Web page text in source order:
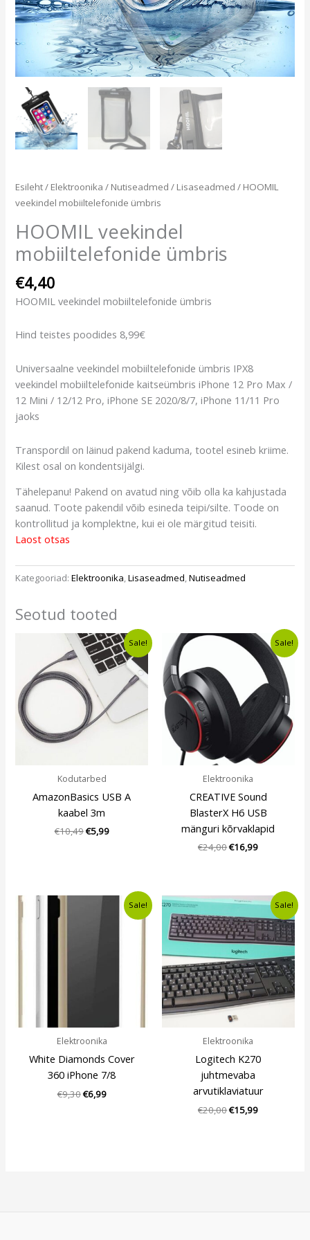
Esileht/ Elektroonika / Nutiseadmed / Lisaseadmed / HOOMIL
veekindel mobiiltelefonide ümbris
HOOMIL veekindel
mobiiltelefonide ümbris
€4,40
HOOMIL veekindel mobiiltelefonide ümbris
Hind teistes poodides 8,99€
Universaalne veekindel mobiiltelefonide ümbris IPX8
veekindel mobiiltelefonide kaitseümbris iPhone 12 Pro Max /
12 Mini / 12/12 Pro, iPhone SE 2020/8/7, iPhone 11/11 Pro
jaoks
Transpordil on läinud pakend kaduma, tootel esineb kriime.
Kilest osal on kondentsijälgi.
Tähelepanu! Pakend on avatud ning võib olla ka kahjustada
saanud. Toote pakendil võib esineda teipi/silte. Toode on
kontrollitud ja komplektne, kui ei ole märgitud teisiti.
Laost otsas
Kategooriad:Elektroonika,Lisaseadmed,Nutiseadmed
Seotud tooted
Sale!
Kodutarbed
AmazonBasics USB A
kaabel 3m
€10,49
Algne
hind
oli:
€10,49.
€5,99
Current
price
is:
€5,99.
Sale!
Elektroonika
CREATIVE Sound
BlasterX H6 USB
mänguri kõrvaklapid
€24,00
Algne
hind
€16,99
Current
price
is:
€16,99.
Sale!
Elektroonika
White Diamonds Cover
360 iPhone 7/8
€9,30€6,99
Current
price
Sale!
Elektroonika
Logitech K270
juhtmevaba
arvutiklaviatuur
€20,00
Algne
oli:
€20,00.
€15,99
Current
price
is:
€15,99.